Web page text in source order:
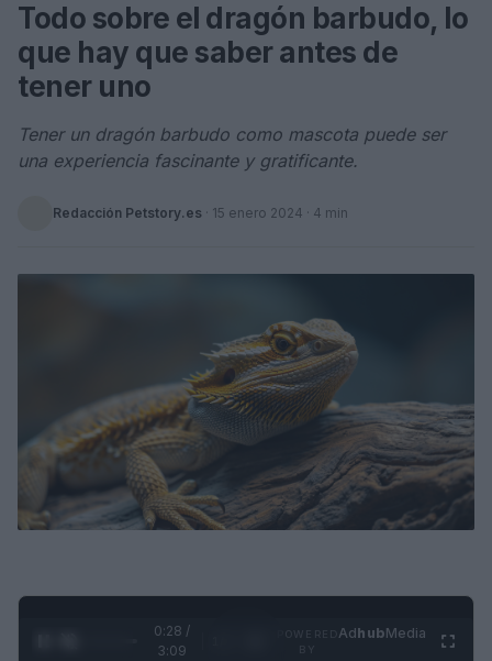
Todo sobre el dragón barbudo, lo
que hay que saber antes de
tener uno
Tener un dragón barbudo como mascota puede ser
una experiencia fascinante y gratificante.
Redacción Petstory.es · 15 enero 2024 · 4 min
0:29 /
3:09
AdhubMedia